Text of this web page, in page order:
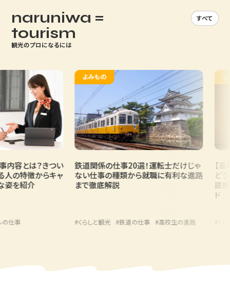
naruniwa =
tourism
観光のプロになるには
すべて
容とは？きつい
の特徴からキャ
を紹介
事
よみもの
鉄道関係の仕事20選！運転士だけじゃ
ない仕事の種類から就職に有利な進路
まで徹底解説
#くらしと観光 #鉄道の仕事 #高校生の進路
よみ
【高
どう
底解